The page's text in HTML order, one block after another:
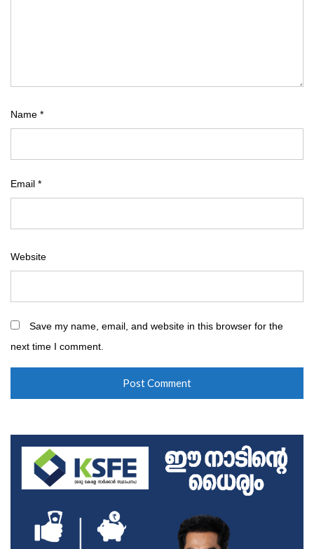
Name *
Email *
Website
Save my name, email, and website in this browser for the
next time I comment.